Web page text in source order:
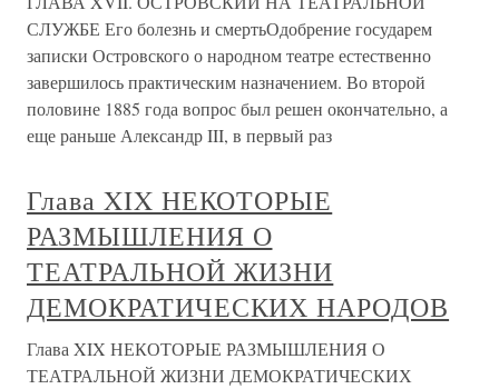
СЛУЖБЕ Его болезнь и смертьОдобрение государем
записки Островского о народном театре естественно
завершилось практическим назначением. Во второй
половине 1885 года вопрос был решен окончательно, а
еще раньше Александр III, в первый раз
Глава XIX НЕКОТОРЫЕ
РАЗМЫШЛЕНИЯ О
ТЕАТРАЛЬНОЙ ЖИЗНИ
ДЕМОКРАТИЧЕСКИХ НАРОДОВ
Глава XIX НЕКОТОРЫЕ РАЗМЫШЛЕНИЯ О
ТЕАТРАЛЬНОЙ ЖИЗНИ ДЕМОКРАТИЧЕСКИХ